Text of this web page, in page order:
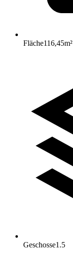
Fläche116,45m²
Geschosse1.5